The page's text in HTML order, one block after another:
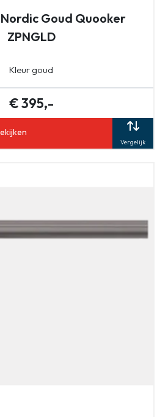
Goud Quooker
ZPNGLD
Kleur goud
€ 395,-
Vergelijk